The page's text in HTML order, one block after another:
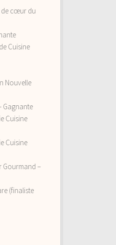
de cœur du
Cuisine
Nouvelle
Gagnante
Cuisine
Cuisine
Gourmand –
(finaliste